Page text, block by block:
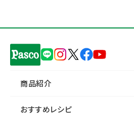
商品紹介
おすすめレシピ